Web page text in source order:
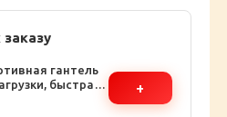
гантель
быстрая
дизайн
+